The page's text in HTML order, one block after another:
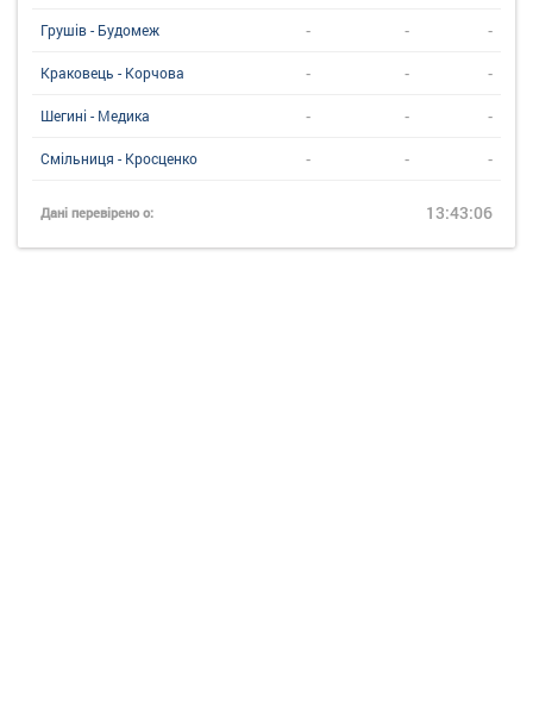
Грушів - Будомеж - - -
Краковець - Корчова - - -
Шегині - Медика - - -
Смільниця - Кросценко - - -
Дані перевірено о: 13:43:06